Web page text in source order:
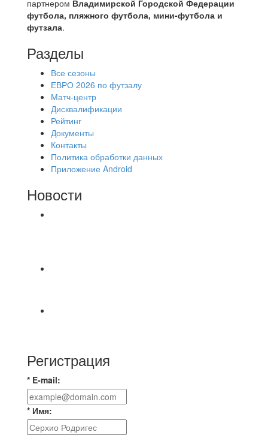
партнером Владимирской Городской Федерации
футбола, пляжного футбола, мини-футбола и
футзала.
Разделы
Все сезоны
ЕВРО 2026 по футзалу
Матч-центр
Дисквалификации
Рейтинг
Документы
Контакты
Политика обработки данных
Приложение Android
Новости
Регистрация
* E-mail:
* Имя: